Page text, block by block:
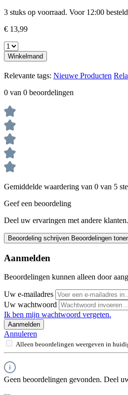
3 stuks op voorraad. Voor 12:00
€ 13,99
Winkelmand
Relevante tags: Nieuwe Producten
0 van 0 beoordelingen
Gemiddelde waardering van 0 van 5
Geef een beoordeling
Deel uw ervaringen met andere klanten.
Beoordeling schrijven Beoordelingen
Aanmelden
Beoordelingen kunnen alleen door
Uw e-mailadres
Uw wachtwoord
Ik ben mijn wachtwoord vergeten.
Aanmelden
Annuleren
Alleen beoordelingen weergeven in
Geen beoordelingen gevonden. Deel